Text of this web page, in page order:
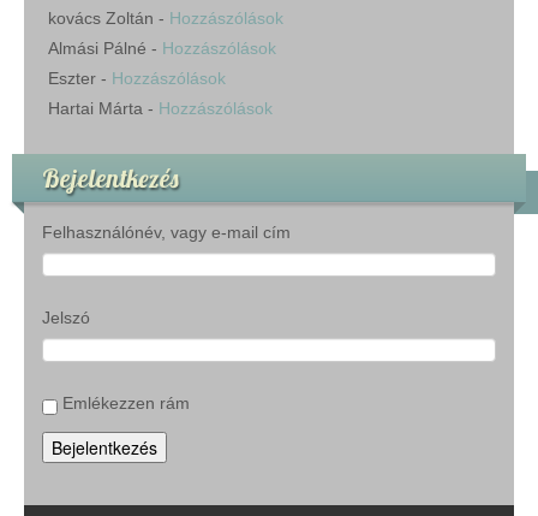
kovács Zoltán - Hozzászólások
Almási Pálné - Hozzászólások
Eszter - Hozzászólások
Hartai Márta - Hozzászólások
Bejelentkezés
Felhasználónév, vagy e-mail cím
Jelszó
Emlékezzen rám
Bejelentkezés